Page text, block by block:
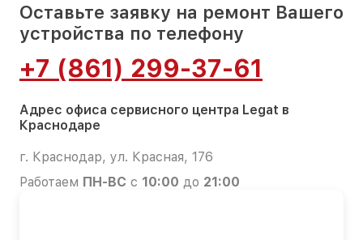
Оставьте заявку на ремонт Вашего
устройства по телефону
+7 (861) 299-37-61
Адрес офиса сервисного центра Legat в
Краснодаре
г. Краснодар, ул. Красная, 176
Работаем ПН-ВС с 10:00 до 21:00